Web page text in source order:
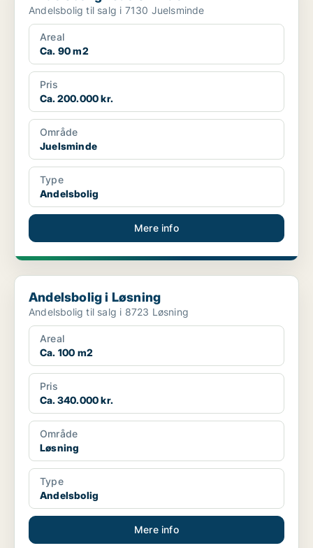
Andelsbolig til salg i 7130 Juelsminde
Areal
Ca. 90 m2
Pris
Ca. 200.000 kr.
Område
Juelsminde
Type
Andelsbolig
Mere info
Andelsbolig i Løsning
Andelsbolig i Løsning
Andelsbolig til salg i 8723 Løsning
Areal
Ca. 100 m2
Pris
Ca. 340.000 kr.
Område
Løsning
Type
Andelsbolig
Mere info